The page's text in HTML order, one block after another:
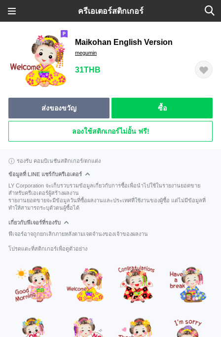
ครีเอเตอร์สติกเกอร์
Maikohan English Version
megumin
31THB
ส่งของขวัญ ซื้อ
ลองใช้สติกเกอร์ไม่อั้น ฟรี!
รองรับ คอมบิเนชันสติกเกอร์/ตกแต่ง
ข้อมูลที่ LINE แชร์กับครีเอเตอร์
LY Corporation จะเก็บรวบรวมข้อมูลเกี่ยวกับการซื้อเพื่อนำไปใช้ในรายงานยอดขาย
สำหรับครีเอเตอร์ผู้สร้างผลงาน
รายงานยอดขายจะมีข้อมูลวันที่ซื้อผลงานและประเทศที่ใช้งานของผู้ซื้อ แต่ไม่มีข้อมูลที่
ทำให้สามารถระบุตัวตนผู้ซื้อได้
เกี่ยวกับฟีเจอร์ที่รองรับ
ฟีเจอร์อาจถูกยกเลิกภายหลังตามเจตจำนงของเจ้าของผลงาน
โปรดแตะที่สติกเกอร์เพื่อดูตัวอย่าง